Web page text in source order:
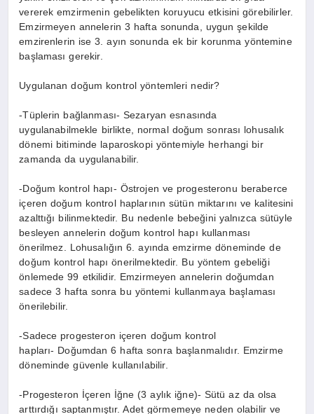
vererek emzirmenin gebelikten koruyucu etkisini görebilirler.
Emzirmeyen annelerin 3 hafta sonunda, uygun şekilde
emzirenlerin ise 3. ayın sonunda ek bir korunma yöntemine
başlaması gerekir.
Uygulanan doğum kontrol yöntemleri nedir?
-Tüplerin bağlanması- Sezaryan esnasında
uygulanabilmekle birlikte, normal doğum sonrası lohusalık
dönemi bitiminde laparoskopi yöntemiyle herhangi bir
zamanda da uygulanabilir.
-Doğum kontrol hapı- Östrojen ve progesteronu beraberce
içeren doğum kontrol haplarının sütün miktarını ve kalitesini
azalttığı bilinmektedir. Bu nedenle bebeğini yalnızca sütüyle
besleyen annelerin doğum kontrol hapı kullanması
önerilmez. Lohusalığın 6. ayında emzirme döneminde de
doğum kontrol hapı önerilmektedir. Bu yöntem gebeliği
önlemede 99 etkilidir. Emzirmeyen annelerin doğumdan
sadece 3 hafta sonra bu yöntemi kullanmaya başlaması
önerilebilir.
-Sadece progesteron içeren doğum kontrol
hapları- Doğumdan 6 hafta sonra başlanmalıdır. Emzirme
döneminde güvenle kullanılabilir.
-Progesteron İçeren İğne (3 aylık iğne)- Sütü az da olsa
arttırdığı saptanmıştır. Adet görmemeye neden olabilir ve